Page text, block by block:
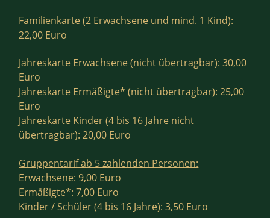
Familienkarte (2 Erwachsene und mind. 1 Kind):
22,00 Euro
Jahreskarte Erwachsene (nicht übertragbar): 30,00
Euro
Jahreskarte Ermäßigte* (nicht übertragbar): 25,00
Euro
Jahreskarte Kinder (4 bis 16 Jahre nicht
übertragbar): 20,00 Euro
Gruppentarif ab 5 zahlenden Personen:
Erwachsene: 9,00 Euro
Ermäßigte*: 7,00 Euro
Kinder / Schüler (4 bis 16 Jahre): 3,50 Euro